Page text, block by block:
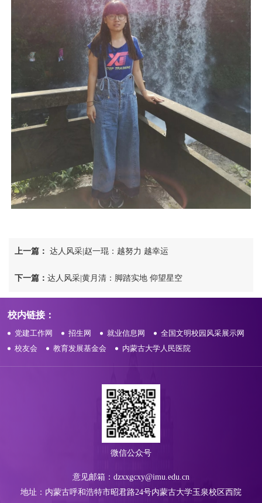
上一篇： 达人风采|赵一琨：越努力 越幸运
下一篇： 达人风采|黄月清：脚踏实地 仰望星空
校内链接：
党建工作网 招生网 就业信息网
全国文明校园风采展示网
校友会
教育发展基金会 内蒙古大学人民医院
微信公众号
意见邮箱：dzxxgcxy@imu.edu.cn
地址：内蒙古呼和浩特市昭君路24号内蒙古大学玉泉校区西院